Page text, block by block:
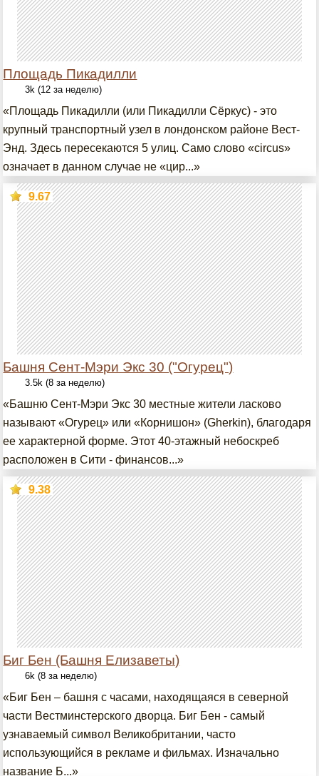
Площадь Пикадилли
3k (12 за неделю)
«Площадь Пикадилли (или Пикадилли Сёркус) - это
крупный транспортный узел в лондонском районе Вест-
Энд. Здесь пересекаются 5 улиц. Само слово «circus»
означает в данном случае не «цир...»
Башня Сент-Мэри Экс 30 ("Огурец")
9.67
3.5k (8 за неделю)
«Башню Сент-Мэри Экс 30 местные жители ласково
называют «Огурец» или «Корнишон» (Gherkin), благодаря
ее характерной форме. Этот 40-этажный небоскреб
расположен в Сити - финансов...»
Биг Бен (Башня Елизаветы)
9.38
6k (8 за неделю)
«Биг Бен – башня с часами, находящаяся в северной
части Вестминстерского дворца. Биг Бен - самый
узнаваемый символ Великобритании, часто
использующийся в рекламе и фильмах. Изначально
название Б...»